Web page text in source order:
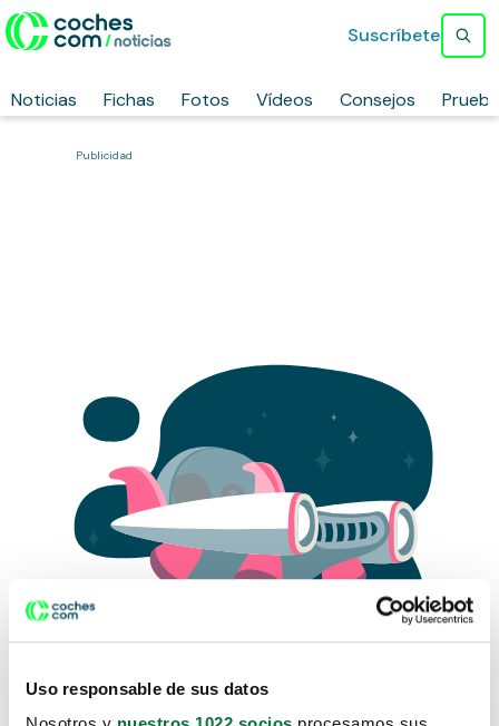
Uso responsable de sus datos
Noticias Fichas Fotos Vídeos Consejos
Suscríbete
Publicidad